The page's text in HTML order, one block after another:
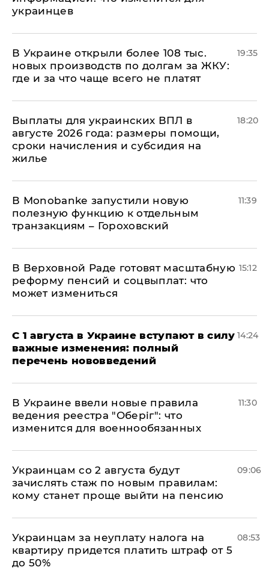
украинцев
В Украине открыли более 108 тыс.
новых производств по долгам за ЖКУ:
где и за что чаще всего не платят
19:35
Выплаты для украинских ВПЛ в
августе 2026 года: размеры помощи,
сроки начисления и субсидия на
жилье
18:20
В Мonobankе запустили новую
полезную функцию к отдельным
транзакциям – Гороховский
11:39
В Верховной Раде готовят масштабную
реформу пенсий и соцвыплат: что
может измениться
15:12
С 1 августа в Украине вступают в силу
важные изменения: полный
перечень нововведений
14:24
В Украине ввели новые правила
ведения реестра "Оберіг": что
изменится для военнообязанных
11:30
Украинцам со 2 августа будут
зачислять стаж по новым правилам:
кому станет проще выйти на пенсию
09:06
Украинцам за неуплату налога на
квартиру придется платить штраф от 5
до 50%
08:53